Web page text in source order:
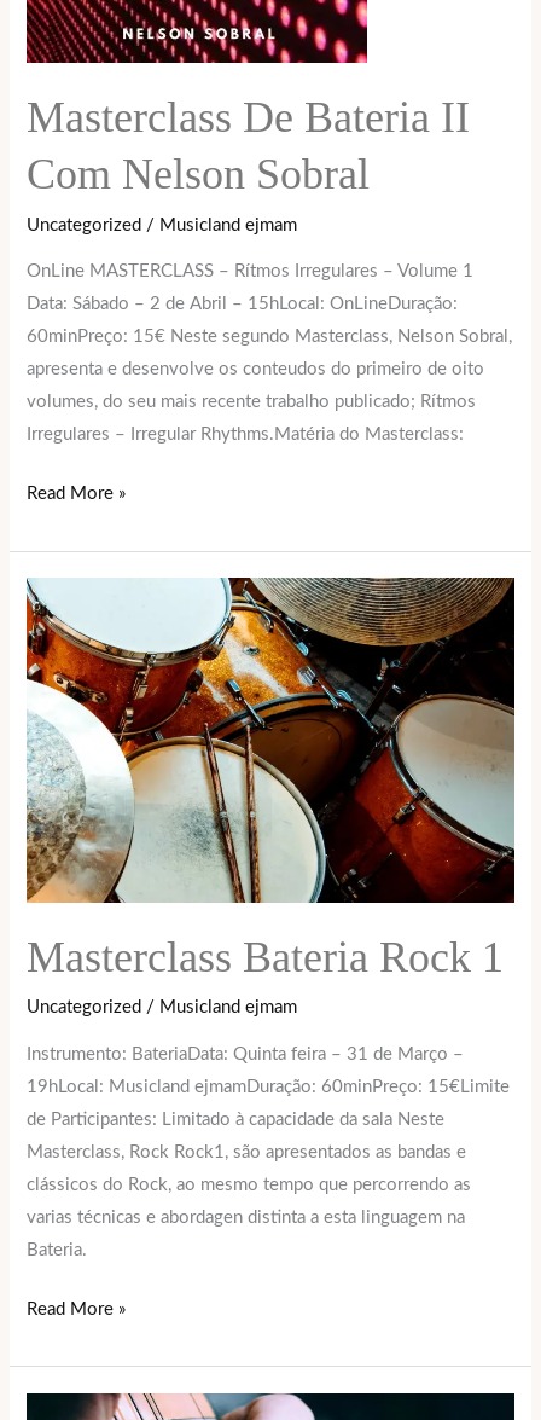
Masterclass De Bateria II
Com Nelson Sobral
Uncategorized / Musicland ejmam
OnLine MASTERCLASS – Rítmos Irregulares – Volume 1
Data: Sábado – 2 de Abril – 15hLocal: OnLineDuração:
60minPreço: 15€ Neste segundo Masterclass, Nelson Sobral,
apresenta e desenvolve os conteudos do primeiro de oito
volumes, do seu mais recente trabalho publicado; Rítmos
Irregulares – Irregular Rhythms.Matéria do Masterclass:
Read More »
Masterclass Bateria Rock 1
Uncategorized / Musicland ejmam
Instrumento: BateriaData: Quinta feira – 31 de Março –
19hLocal: Musicland ejmamDuração: 60minPreço: 15€Limite
de Participantes: Limitado à capacidade da sala Neste
Masterclass, Rock Rock1, são apresentados as bandas e
clássicos do Rock, ao mesmo tempo que percorrendo as
varias técnicas e abordagen distinta a esta linguagem na
Bateria.
Masterclass
Bateria
Rock
Read More »
Masterclass